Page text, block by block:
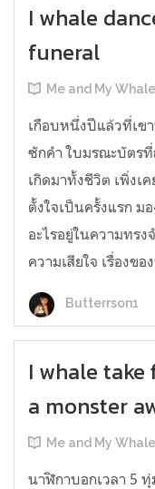
I whale
funeral
Me and My Whale
เกือบหนึ่งปีแล้วที่เข
ซักคำ ใบมรณะบัตรที่
เกิดมาทั้งชีวิต เพิ่งเ
ตั้งใจเป็นครั้งแรก ม
อะไรอยู่ในความทรง
ความเสียใจ เรื่องขอ
Butterrson1
I whale
a monster
Me and My Whale
นาฬิกาบอกเวลา 5